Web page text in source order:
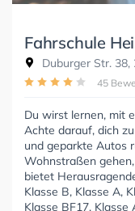
Fahrschule
Duburger Str.
45
Du wirst lernen, mit
Achte darauf, dich
und geparkte Autos
Wohnstraßen
bietet
Klasse B, Klasse A,
Klasse BF17, Klasse